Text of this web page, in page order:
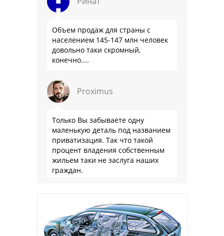
Объем продаж для страны с
населением 145-147 млн человек
довольно таки скромный,
конечно....
Proximus
Только Вы забываете одну
маленькую деталь под названием
приватизация. Так что такой
процент владения собственным
жильем таки не заслуга наших
граждан.